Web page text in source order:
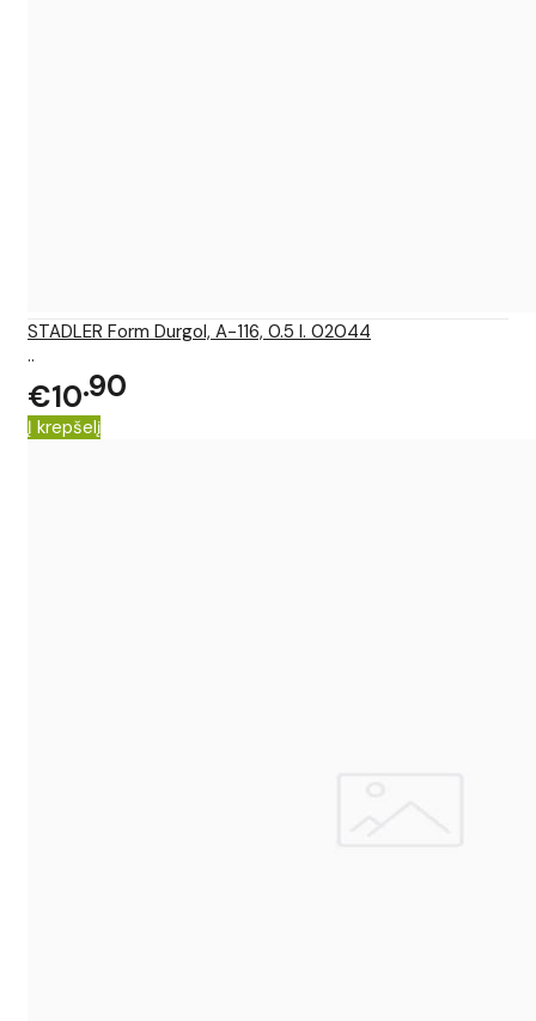
STADLER Form Durgol, A-116, 0.5 l. 02044
..
€10 90
Į krepšelį